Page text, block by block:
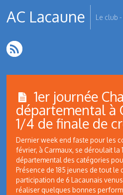
AC Lacaune Le club
1er journée
départemental à
1/4 de finale de
Dernier week end faste pour les
février, à Carmaux, se déroulait la
départemental des catégories
Présence de 185 jeunes de tout le
participation de 6 Lacaunais
réaliser quelques bonnes